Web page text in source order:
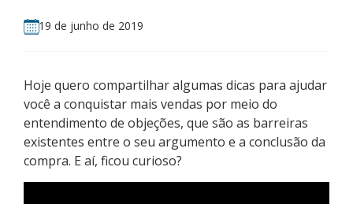
19 de junho de 2019
Hoje quero compartilhar algumas dicas para ajudar
você a conquistar mais vendas por meio do
entendimento de objeções, que são as barreiras
existentes entre o seu argumento e a conclusão da
compra. E aí, ficou curioso?